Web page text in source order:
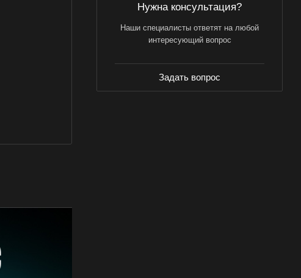
Нужна консультация?
Наши специалисты ответят на любой
интересующий вопрос
Задать вопрос